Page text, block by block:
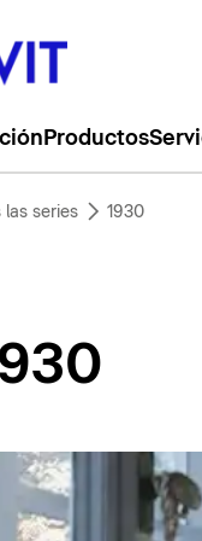
Productos
las series 1930